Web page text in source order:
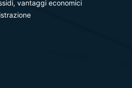
vantaggi economici